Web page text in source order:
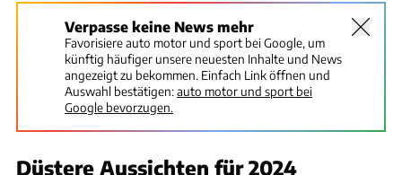
Verpasse keine News mehr
Favorisiere auto motor und sport bei Google, um
künftig häufiger unsere neuesten Inhalte und News
angezeigt zu bekommen. Einfach Link öffnen und
Auswahl bestätigen:auto motor und sport bei
Google bevorzugen.
Düstere Aussichten für 2024